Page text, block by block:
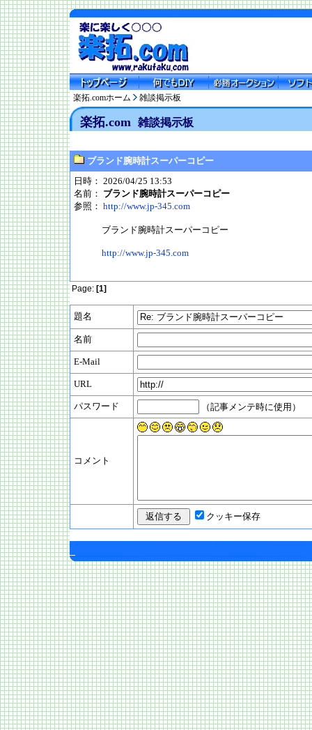
楽拓.comホーム 雑談掲示板
楽拓.com 雑談掲示板
ブランド腕時計スーパーコピー
日時： 2026/04/25 13:53
名前： ブランド腕時計スーパーコピー
参照： http://www.jp-345.com
ブランド腕時計スーパーコピー
http://www.jp-345.com
Page: [1]
題名
名前
E-Mail
URL
パスワード （記事メンテ時に使用）
コメント
クッキー保存